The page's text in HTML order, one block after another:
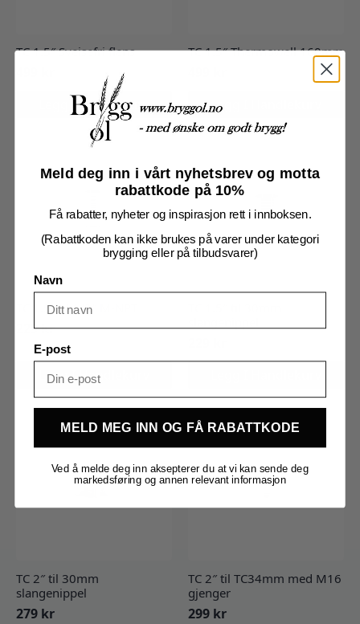
TC 1.5″ Sveisefri flens
Legg I Handlekurv
TC 1.5″ Thermowell 160mm
Legg I Handlekurv
TC 1.5″ til 1/2″ M-NPT
229kr
Legg I Handlekurv
TC 2″ til 30mm
slangenippel
279 kr
TC 2″ til TC34mm med M16
gjenger
299 kr
Meld deg inn i vårt nyhetsbrev og motta
rabattkode på 10%
Få rabatter, nyheter og inspirasjon rett i innboksen.
(Rabattkoden kan ikke brukes på varer under kategori
brygging eller på tilbudsvarer)
Navn
E-post
MELD MEG INN OG FÅ RABATTKODE
Ved å melde deg inn aksepterer du at vi kan sende deg
markedsføring og annen relevant informasjon